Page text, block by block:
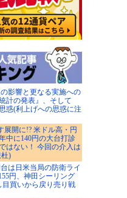
影響と更なる実施への
計の発表』、そして
惑(利上げへの思惑に注
展開に!? 米ドル高・円
中に140円の大台打診
はない！ 今回の介入は
)
は日米当局の防衛ライ
円、神田シーリング
目買いから戻り売り戦